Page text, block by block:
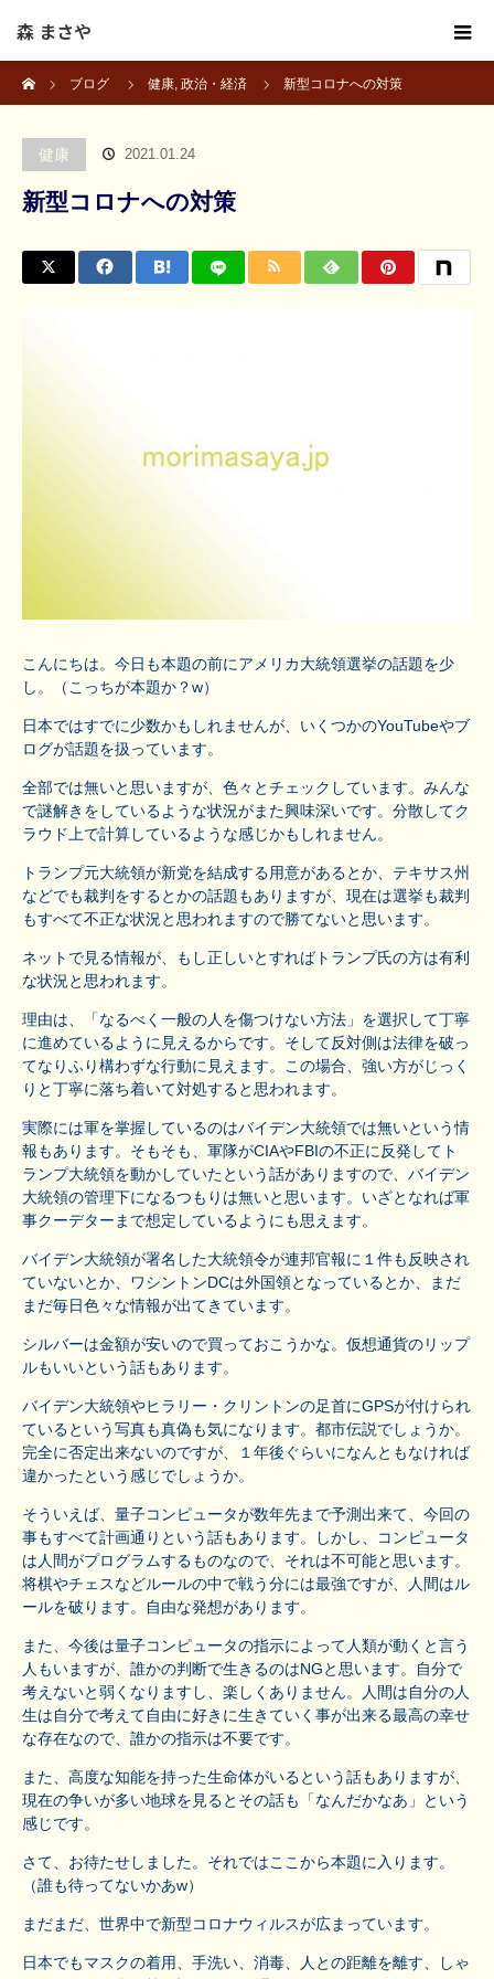
森 まさや
ブログ
健康, 政治・経済 新型コロナへの対策
健康 2021.01.24
新型コロナへの対策
こんにちは。今日も本題の前にアメリカ大統領選挙の話題を少
し。（こっちが本題か？w）
日本ではすでに少数かもしれませんが、いくつかのYouTubeやブ
ログが話題を扱っています。
全部では無いと思いますが、色々とチェックしています。みんな
で謎解きをしているような状況がまた興味深いです。分散してク
ラウド上で計算しているような感じかもしれません。
トランプ元大統領が新党を結成する用意があるとか、テキサス州
などでも裁判をするとかの話題もありますが、現在は選挙も裁判
もすべて不正な状況と思われますので勝てないと思います。
ネットで見る情報が、もし正しいとすればトランプ氏の方は有利
な状況と思われます。
理由は、「なるべく一般の人を傷つけない方法」を選択して丁寧
に進めているように見えるからです。そして反対側は法律を破っ
てなりふり構わずな行動に見えます。この場合、強い方がじっく
りと丁寧に落ち着いて対処すると思われます。
実際には軍を掌握しているのはバイデン大統領では無いという情
報もあります。そもそも、軍隊がCIAやFBIの不正に反発してト
ランプ大統領を動かしていたという話がありますので、バイデン
大統領の管理下になるつもりは無いと思います。いざとなれば軍
事クーデターまで想定しているようにも思えます。
バイデン大統領が署名した大統領令が連邦官報に１件も反映され
ていないとか、ワシントンDCは外国領となっているとか、まだ
まだ毎日色々な情報が出てきています。
シルバーは金額が安いので買っておこうかな。仮想通貨のリップ
ルもいいという話もあります。
バイデン大統領やヒラリー・クリントンの足首にGPSが付けられ
ているという写真も真偽も気になります。都市伝説でしょうか。
完全に否定出来ないのですが、１年後ぐらいになんともなければ
違かったという感じでしょうか。
そういえば、量子コンピュータが数年先まで予測出来て、今回の
事もすべて計画通りという話もあります。しかし、コンピュータ
は人間がプログラムするものなので、それは不可能と思います。
将棋やチェスなどルールの中で戦う分には最強ですが、人間はル
ールを破ります。自由な発想があります。
また、今後は量子コンピュータの指示によって人類が動くと言う
人もいますが、誰かの判断で生きるのはNGと思います。自分で
考えないと弱くなりますし、楽しくありません。人間は自分の人
生は自分で考えて自由に好きに生きていく事が出来る最高の幸せ
な存在なので、誰かの指示は不要です。
また、高度な知能を持った生命体がいるという話もありますが、
現在の争いが多い地球を見るとその話も「なんだかなあ」という
感じです。
さて、お待たせしました。それではここから本題に入ります。
（誰も待ってないかあw）
まだまだ、世界中で新型コロナウィルスが広まっています。
日本でもマスクの着用、手洗い、消毒、人との距離を離す、しゃ